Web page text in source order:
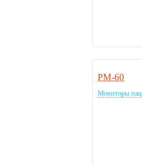
PM-60
Мониторы